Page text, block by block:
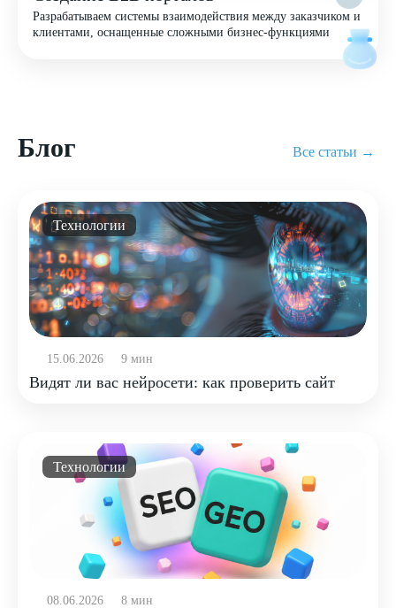
Разрабатываем системы взаимодействия между заказчиком и
клиентами, оснащенные сложными бизнес-функциями
Блог Все статьи →
Технологии
15.06.2026 9 мин
Видят ли вас нейросети: как проверить сайт
Технологии
08.06.2026 8 мин